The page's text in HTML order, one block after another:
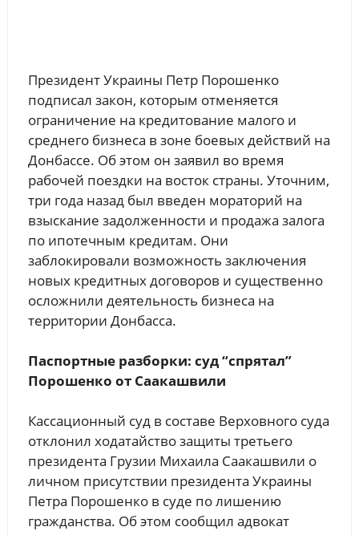
Президент Украины Петр Порошенко
подписал закон, которым отменяется
ограничение на кредитование малого и
среднего бизнеса в зоне боевых действий на
Донбассе. Об этом он заявил во время
рабочей поездки на восток страны. Уточним,
три года назад был введен мораторий на
взыскание задолженности и продажа залога
по ипотечным кредитам. Они
заблокировали возможность заключения
новых кредитных договоров и существенно
осложнили деятельность бизнеса на
территории Донбасса.
Паспортные разборки: суд “спрятал”
Порошенко от Саакашвили
Кассационный суд в составе Верховного суда
отклонил ходатайство защиты третьего
президента Грузии Михаила Саакашвили о
личном присутствии президента Украины
Петра Порошенко в суде по лишению
гражданства. Об этом сообщил адвокат